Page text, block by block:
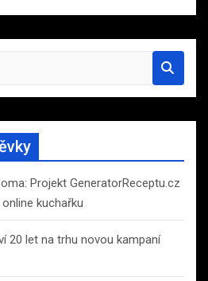
Projekt GeneratorReceptu.cz
kuchařku
20 let na trhu novou kampaní